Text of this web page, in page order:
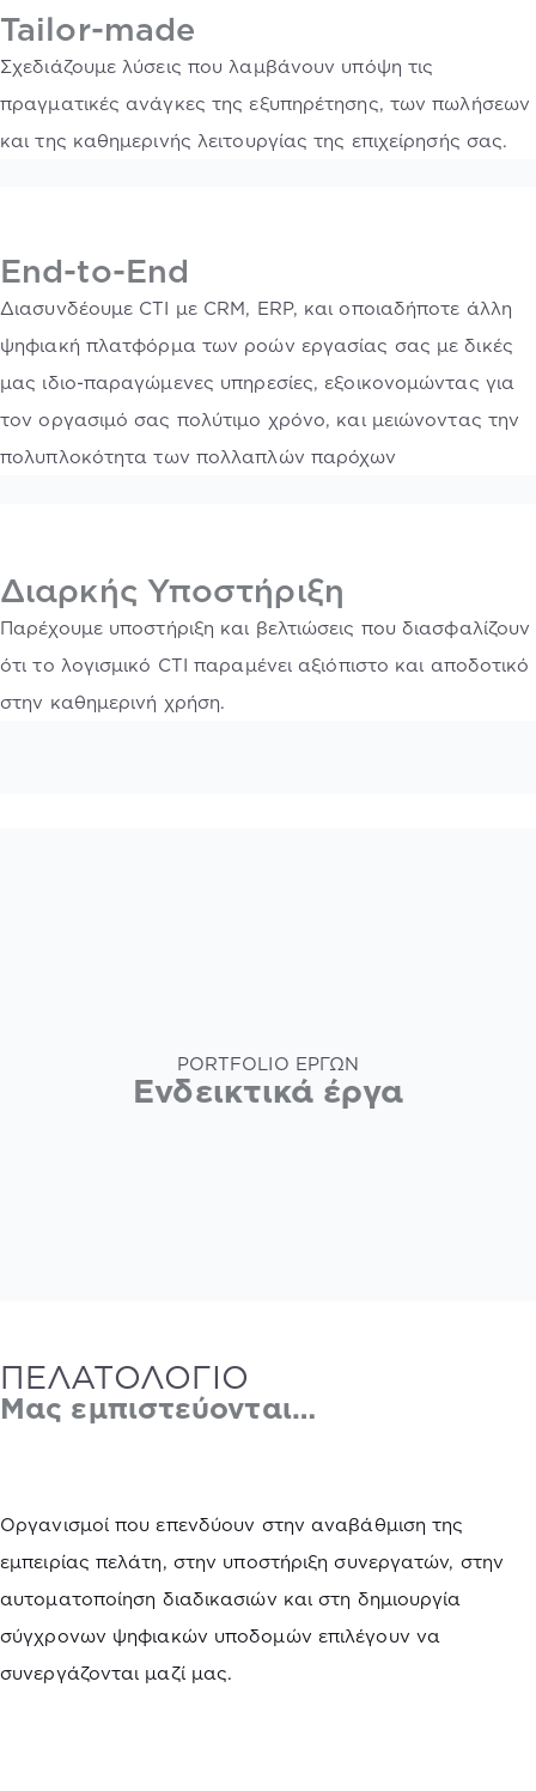
Tailor-made
Σχεδιάζουμε λύσεις που λαμβάνουν υπόψη τις
πραγματικές ανάγκες της εξυπηρέτησης, των πωλήσεων
και της καθημερινής λειτουργίας της επιχείρησής σας.
End-to-End
Διασυνδέουμε CTI με CRM, ERP, και οποιαδήποτε άλλη
ψηφιακή πλατφόρμα των ροών εργασίας σας με δικές
μας ιδιο-παραγώμενες υπηρεσίες, εξοικονομώντας για
τον οργασιμό σας πολύτιμο χρόνο, και μειώνοντας την
πολυπλοκότητα των πολλαπλών παρόχων
Διαρκής Υποστήριξη
Παρέχουμε υποστήριξη και βελτιώσεις που διασφαλίζουν
ότι το λογισμικό CTI παραμένει αξιόπιστο και αποδοτικό
στην καθημερινή χρήση.
PORTFOLIO ΕΡΓΩΝ
Ενδεικτικά έργα
ΠΕΛΑΤΟΛΟΓΙΟ
Μας εμπιστεύονται…
Οργανισμοί που επενδύουν στην αναβάθμιση της
εμπειρίας πελάτη, στην υποστήριξη συνεργατών, στην
αυτοματοποίηση διαδικασιών και στη δημιουργία
σύγχρονων ψηφιακών υποδομών επιλέγουν να
συνεργάζονται μαζί μας.